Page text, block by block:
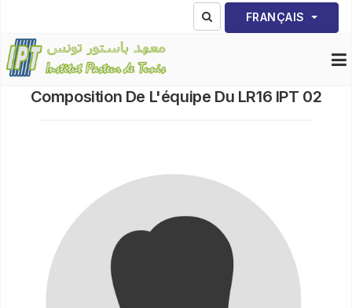
Sélectionnez votre
FRANÇAIS
Composition De L'équipe Du LR16 IPT 02